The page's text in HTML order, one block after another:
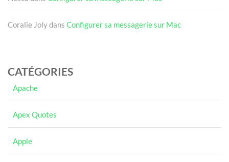
Coralie Jolydans Configurer sa messagerie sur Mac
CATÉGORIES
Apache
Apex Quotes
Apple